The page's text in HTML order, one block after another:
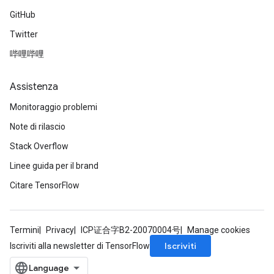
GitHub
Twitter
哔哩哔哩
Assistenza
Monitoraggio problemi
Note di rilascio
Stack Overflow
Linee guida per il brand
Citare TensorFlow
Termini Privacy ICP证合字B2-20070004号
Manage cookies
Iscriviti alla newsletter di TensorFlow
Iscriviti